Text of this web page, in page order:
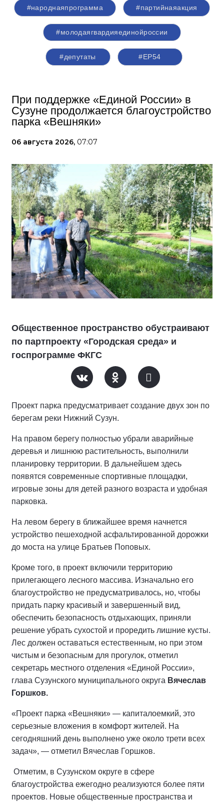
#народнаяпрограмма #партийнаяакция
#молодаягвардияединойроссии
#депутаты #ЕР54
При поддержке «Единой России» в
Сузуне продолжается благоустройство
парка «Вешняки»
06 августа 2026, 07:07
Общественное пространство обустраивают
по партпроекту «Городская среда» и
госпрограмме ФКГС
Проект парка предусматривает создание двух зон по
берегам реки Нижний Сузун.
На правом берегу полностью убрали аварийные
деревья и лишнюю растительность, выполнили
планировку территории. В дальнейшем здесь
появятся современные спортивные площадки,
игровые зоны для детей разного возраста и удобная
парковка.
На левом берегу в ближайшее время начнется
устройство пешеходной асфальтированной дорожки
до моста на улице Братьев Поповых.
Кроме того, в проект включили территорию
прилегающего лесного массива. Изначально его
благоустройство не предусматривалось, но, чтобы
придать парку красивый и завершенный вид,
обеспечить безопасность отдыхающих, приняли
решение убрать сухостой и проредить лишние кусты.
Лес должен оставаться естественным, но при этом
чистым и безопасным для прогулок, отметил
секретарь местного отделения «Единой России»,
глава Сузунского муниципального округа Вячеслав
Горшков.
«Проект парка «Вешняки» — капиталоемкий, это
серьезные вложения в комфорт жителей. На
сегодняшний день выполнено уже около трети всех
задач», — отметил Вячеслав Горшков.
Отметим, в Сузунском округе в сфере
благоустройства ежегодно реализуются более пяти
проектов. Новые общественные пространства и